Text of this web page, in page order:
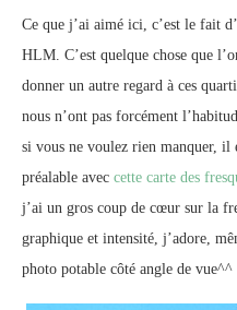
Ce que j’ai aimé ici, c’est le fait
HLM. C’est quelque chose que
donner un autre regard à ces
nous n’ont pas forcément
si vous ne voulez rien manquer, il
préalable avec cette carte des
j’ai un gros coup de cœur sur la
graphique et intensité, j’adore,
photo potable côté angle de vue^^